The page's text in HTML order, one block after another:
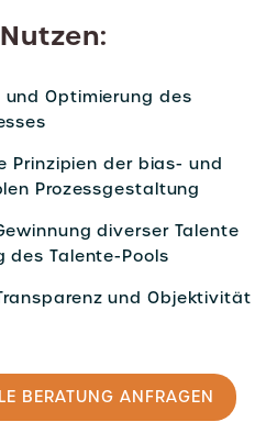
und Optimierung des
Prinzipien der bias- und
Prozessgestaltung
diverser Talente
des Talente-Pools
und Objektivität
BERATUNG ANFRAGEN